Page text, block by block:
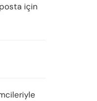
için